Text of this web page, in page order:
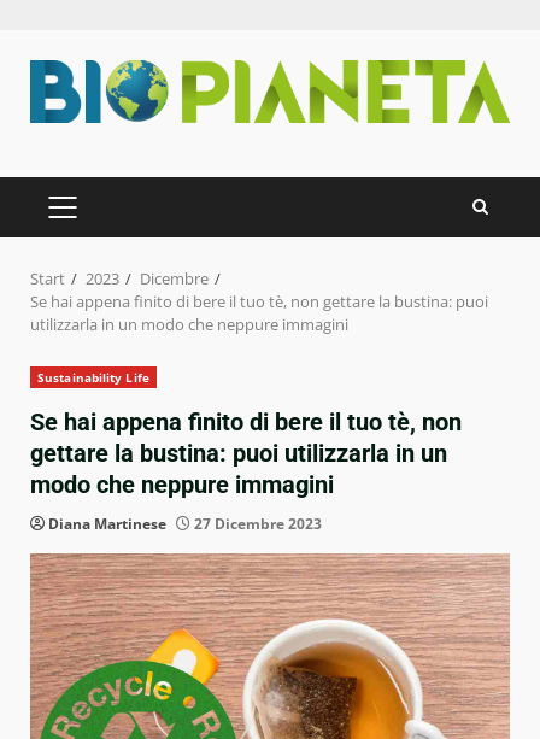
Inhalt
springen
PRIMÄRES
MENÜ
Start 2023
Dicembre
Se hai appena finito di bere il tuo tè, non gettare la bustina: puoi
utilizzarla in un modo che neppure immagini
Sustainability Life
Se hai appena finito di bere il tuo tè, non
gettare la bustina: puoi utilizzarla in un
modo che neppure immagini
Diana Martinese 27 Dicembre 2023